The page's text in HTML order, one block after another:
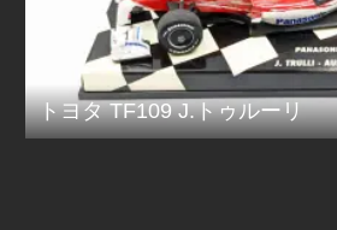
トヨタ TF109 J.トゥルーリ